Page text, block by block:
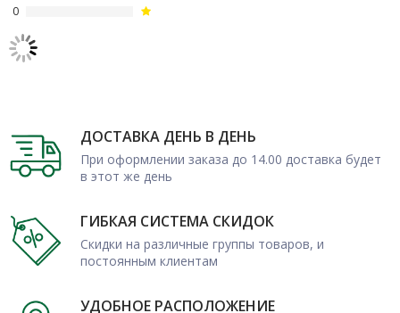
0
ДОСТАВКА ДЕНЬ В ДЕНЬ
При оформлении заказа до 14.00 доставка будет
в этот же день
ГИБКАЯ СИСТЕМА СКИДОК
Скидки на различные группы товаров, и
постоянным клиентам
УДОБНОЕ РАСПОЛОЖЕНИЕ